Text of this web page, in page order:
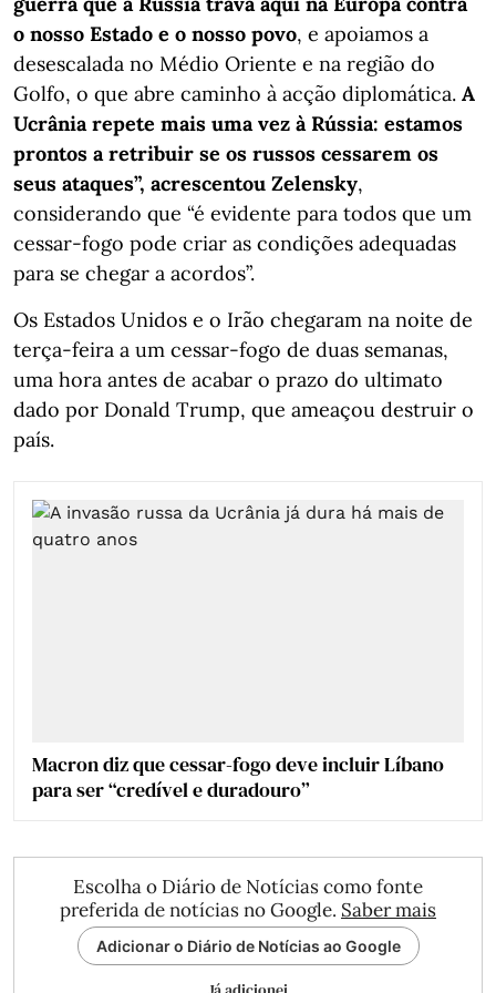
o nosso Estado e o nosso povo, e apoiamos a
desescalada no Médio Oriente e na região do
Golfo, o que abre caminho à acção diplomática. A
Ucrânia repete mais uma vez à Rússia: estamos
prontos a retribuir se os russos cessarem os
seus ataques”, acrescentou Zelensky,
considerando que “é evidente para todos que um
cessar-fogo pode criar as condições adequadas
para se chegar a acordos”.
Os Estados Unidos e o Irão chegaram na noite de
terça-feira a um cessar-fogo de duas semanas,
uma hora antes de acabar o prazo do ultimato
dado por Donald Trump, que ameaçou destruir o
país.
Macron diz que cessar-fogo deve incluir Líbano
para ser “credível e duradouro”
Escolha o Diário de Notícias como fonte
preferida de notícias no Google. Saber mais
Adicionar o Diário de Notícias ao Google